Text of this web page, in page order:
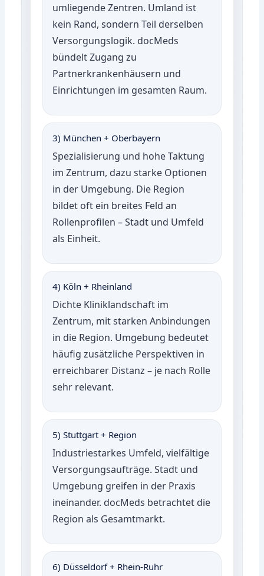
umliegende Zentren. Umland ist
kein Rand, sondern Teil derselben
Versorgungslogik. docMeds
bündelt Zugang zu
Partnerkrankenhäusern und
Einrichtungen im gesamten Raum.
3) München + Oberbayern
Spezialisierung und hohe Taktung
im Zentrum, dazu starke Optionen
in der Umgebung. Die Region
bildet oft ein breites Feld an
Rollenprofilen – Stadt und Umfeld
als Einheit.
4) Köln + Rheinland
Dichte Kliniklandschaft im
Zentrum, mit starken Anbindungen
in die Region. Umgebung bedeutet
häufig zusätzliche Perspektiven in
erreichbarer Distanz – je nach Rolle
sehr relevant.
5) Stuttgart + Region
Industriestarkes Umfeld, vielfältige
Versorgungsaufträge. Stadt und
Umgebung greifen in der Praxis
ineinander. docMeds betrachtet die
Region als Gesamtmarkt.
6) Düsseldorf + Rhein-Ruhr